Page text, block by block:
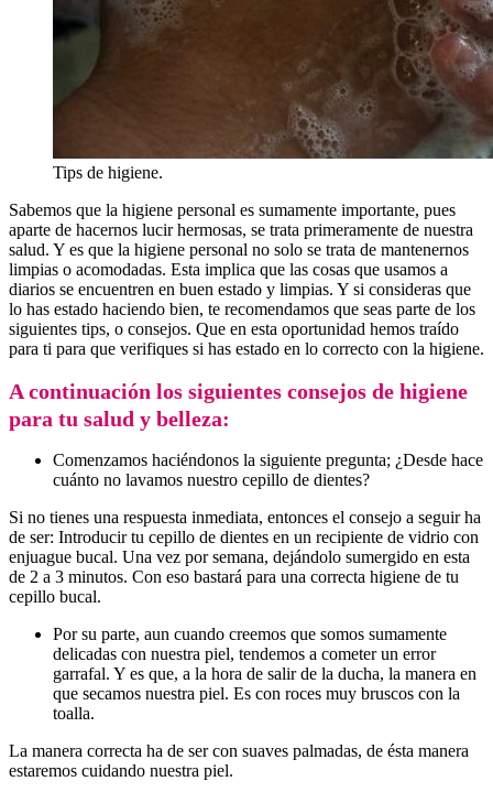
Tips de higiene.
Sabemos que la higiene personal es sumamente importante, pues
aparte de hacernos lucir hermosas, se trata primeramente de nuestra
salud. Y es que la higiene personal no solo se trata de mantenernos
limpias o acomodadas. Esta implica que las cosas que usamos a
diarios se encuentren en buen estado y limpias. Y si consideras que
lo has estado haciendo bien, te recomendamos que seas parte de los
siguientes tips, o consejos. Que en esta oportunidad hemos traído
para ti para que verifiques si has estado en lo correcto con la higiene.
A continuación los siguientes consejos de higiene
para tu salud y belleza:
Comenzamos haciéndonos la siguiente pregunta; ¿Desde hace
cuánto no lavamos nuestro cepillo de dientes?
Si no tienes una respuesta inmediata, entonces el consejo a seguir ha
de ser: Introducir tu cepillo de dientes en un recipiente de vidrio con
enjuague bucal. Una vez por semana, dejándolo sumergido en esta
de 2 a 3 minutos. Con eso bastará para una correcta higiene de tu
cepillo bucal.
Por su parte, aun cuando creemos que somos sumamente
delicadas con nuestra piel, tendemos a cometer un error
garrafal. Y es que, a la hora de salir de la ducha, la manera en
que secamos nuestra piel. Es con roces muy bruscos con la
toalla.
La manera correcta ha de ser con suaves palmadas, de ésta manera
estaremos cuidando nuestra piel.